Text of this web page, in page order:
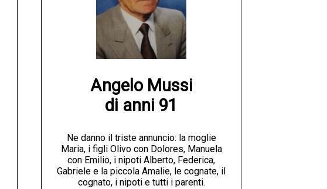
Angelo Mussi
di anni 91
Ne danno il triste annuncio: la moglie
Maria, i figli Olivo con Dolores, Manuela
con Emilio, i nipoti Alberto, Federica,
Gabriele e la piccola Amalie, le cognate, il
cognato, i nipoti e tutti i parenti.